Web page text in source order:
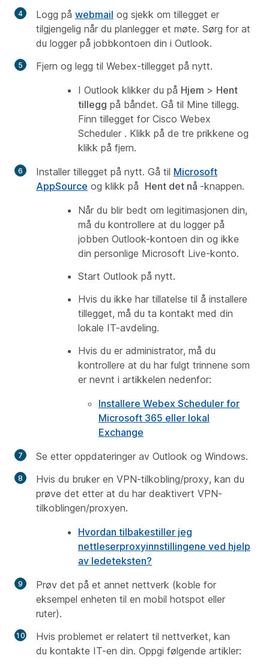
Logg på webmail og sjekk om tillegget er
tilgjengelig når du planlegger et møte. Sørg for at
du logger på jobbkontoen din i Outlook.
Fjern og legg til Webex-tillegget på nytt.
I Outlook klikker du på Hjem > Hent
tillegg på båndet. Gå til Mine tillegg.
Finn tillegget for Cisco Webex
Scheduler . Klikk på de tre prikkene og
klikk på fjern.
Installer tillegget på nytt. Gå til Microsoft
AppSource og klikk på Hent det nå -knappen.
Når du blir bedt om legitimasjonen din,
må du kontrollere at du logger på
jobben Outlook-kontoen din og ikke
din personlige Microsoft Live-konto.
Start Outlook på nytt.
Hvis du ikke har tillatelse til å installere
tillegget, må du ta kontakt med din
lokale IT-avdeling.
Hvis du er administrator, må du
kontrollere at du har fulgt trinnene som
er nevnt i artikkelen nedenfor:
Installere Webex Scheduler for
Microsoft 365 eller lokal
Exchange
Se etter oppdateringer av Outlook og Windows.
Hvis du bruker en VPN-tilkobling/proxy, kan du
prøve det etter at du har deaktivert VPN-
tilkoblingen/proxyen.
Hvordan tilbakestiller jeg
nettleserproxyinnstillingene ved hjelp
av ledeteksten?
Prøv det på et annet nettverk (koble for
eksempel enheten til en mobil hotspot eller
ruter).
Hvis problemet er relatert til nettverket, kan
du kontakte IT-en din. Oppgi følgende artikler: